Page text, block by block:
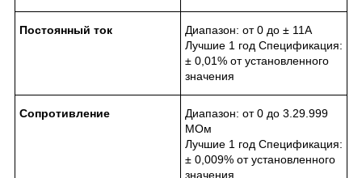
Постоянный ток
Диапазон: от 0 до ± 11А
Лучшие 1 год Спецификация:
± 0,01% от установленного
значения
Сопротивление
Диапазон: от 0 до 3.29.999
МОм
Лучшие 1 год Спецификация:
± 0,009% от установленного
значения